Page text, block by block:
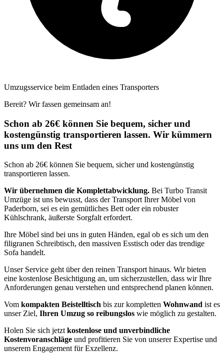
Umzugsservice beim Entladen eines Transporters
Bereit? Wir fassen gemeinsam an!
Schon ab 26€ können Sie bequem, sicher und
kostengünstig transportieren lassen. Wir kümmern
uns um den Rest
Schon ab 26€ können Sie bequem, sicher und kostengünstig
transportieren lassen.
Wir übernehmen die Komplettabwicklung. Bei Turbo Transit
Umzüge ist uns bewusst, dass der Transport Ihrer Möbel von
Paderborn, sei es ein gemütliches Bett oder ein robuster
Kühlschrank, äußerste Sorgfalt erfordert.
Ihre Möbel sind bei uns in guten Händen, egal ob es sich um den
filigranen Schreibtisch, den massiven Esstisch oder das trendige
Sofa handelt.
Unser Service geht über den reinen Transport hinaus. Wir bieten
eine kostenlose Besichtigung an, um sicherzustellen, dass wir Ihre
Anforderungen genau verstehen und entsprechend planen können.
Vom kompakten Beistelltisch bis zur kompletten Wohnwand ist es
unser Ziel, Ihren Umzug so reibungslos wie möglich zu gestalten.
Holen Sie sich jetzt kostenlose und unverbindliche
Kostenvoranschläge und profitieren Sie von unserer Expertise und
unserem Engagement für Exzellenz.